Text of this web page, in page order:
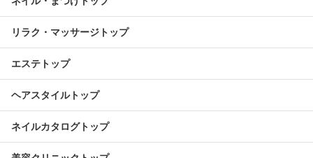
リラク・マッサージトップ
エステトップ
ヘアスタイルトップ
ネイルカタログトップ